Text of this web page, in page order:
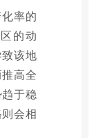
率的
的动
该地
高全
于稳
会相